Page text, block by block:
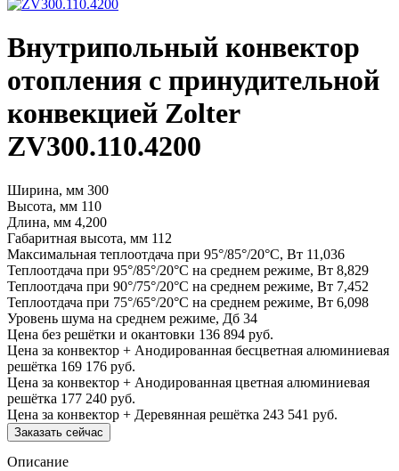
Внутрипольный конвектор
отопления с принудительной
конвекцией Zolter
ZV300.110.4200
Ширина, мм 300
Высота, мм 110
Длина, мм 4,200
Габаритная высота, мм 112
Максимальная теплоотдача при 95°/85°/20°С, Вт 11,036
Теплоотдача при 95°/85°/20°С на среднем режиме, Вт 8,829
Теплоотдача при 90°/75°/20°С на среднем режиме, Вт 7,452
Теплоотдача при 75°/65°/20°С на среднем режиме, Вт 6,098
Уровень шума на среднем режиме, Дб 34
Цена без решётки и окантовки 136 894 руб.
Цена за конвектор + Анодированная бесцветная алюминиевая
решётка 169 176 руб.
Цена за конвектор + Анодированная цветная алюминиевая
решётка 177 240 руб.
Цена за конвектор + Деревянная решётка 243 541 руб.
Заказать сейчас
Описание